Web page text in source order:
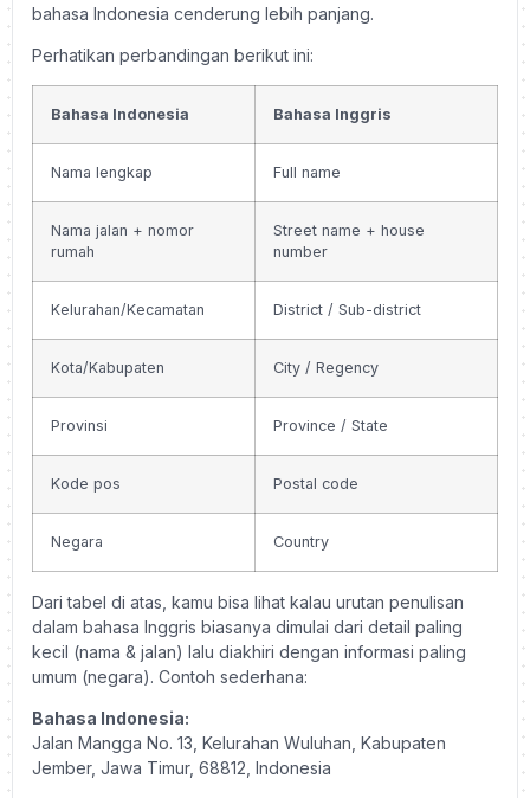
bahasa Indonesia cenderung lebih panjang.
Perhatikan perbandingan berikut ini:
Bahasa Indonesia Bahasa Inggris
Nama lengkap Full name
Nama jalan + nomor
rumah
Street name + house
number
Kelurahan/Kecamatan District / Sub-district
Kota/Kabupaten City / Regency
Provinsi Province / State
Kode pos Postal code
Negara Country
Dari tabel di atas, kamu bisa lihat kalau urutan penulisan
dalam bahasa Inggris biasanya dimulai dari detail paling
kecil (nama & jalan) lalu diakhiri dengan informasi paling
umum (negara). Contoh sederhana:
Bahasa Indonesia:
Jalan Mangga No. 13, Kelurahan Wuluhan, Kabupaten
Jember, Jawa Timur, 68812, Indonesia